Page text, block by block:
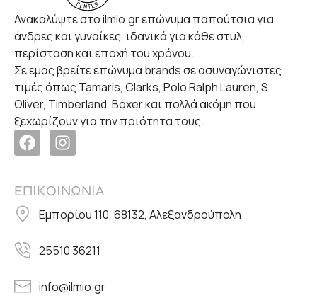
Ανακαλύψτε στο ilmio.gr επώνυμα παπούτσια για
άνδρες και γυναίκες, ιδανικά για κάθε στυλ,
περίσταση και εποχή του χρόνου.
Σε εμάς βρείτε επώνυμα brands σε ασυναγώνιστες
τιμές όπως Tamaris, Clarks, Polo Ralph Lauren, S.
Oliver, Timberland, Boxer και πολλά ακόμη που
ξεχωρίζουν για την ποιότητα τους.
ΕΠΙΚΟΙΝΩΝΙΑ
Εμπορίου 110, 68132, Αλεξανδρούπολη
25510 36211
info@ilmio.gr